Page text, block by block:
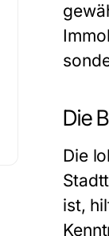
Die
Die
ist,